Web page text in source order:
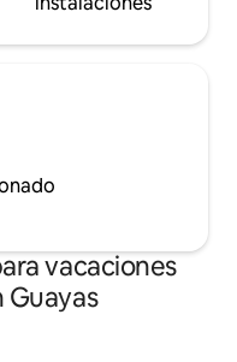
vacaciones